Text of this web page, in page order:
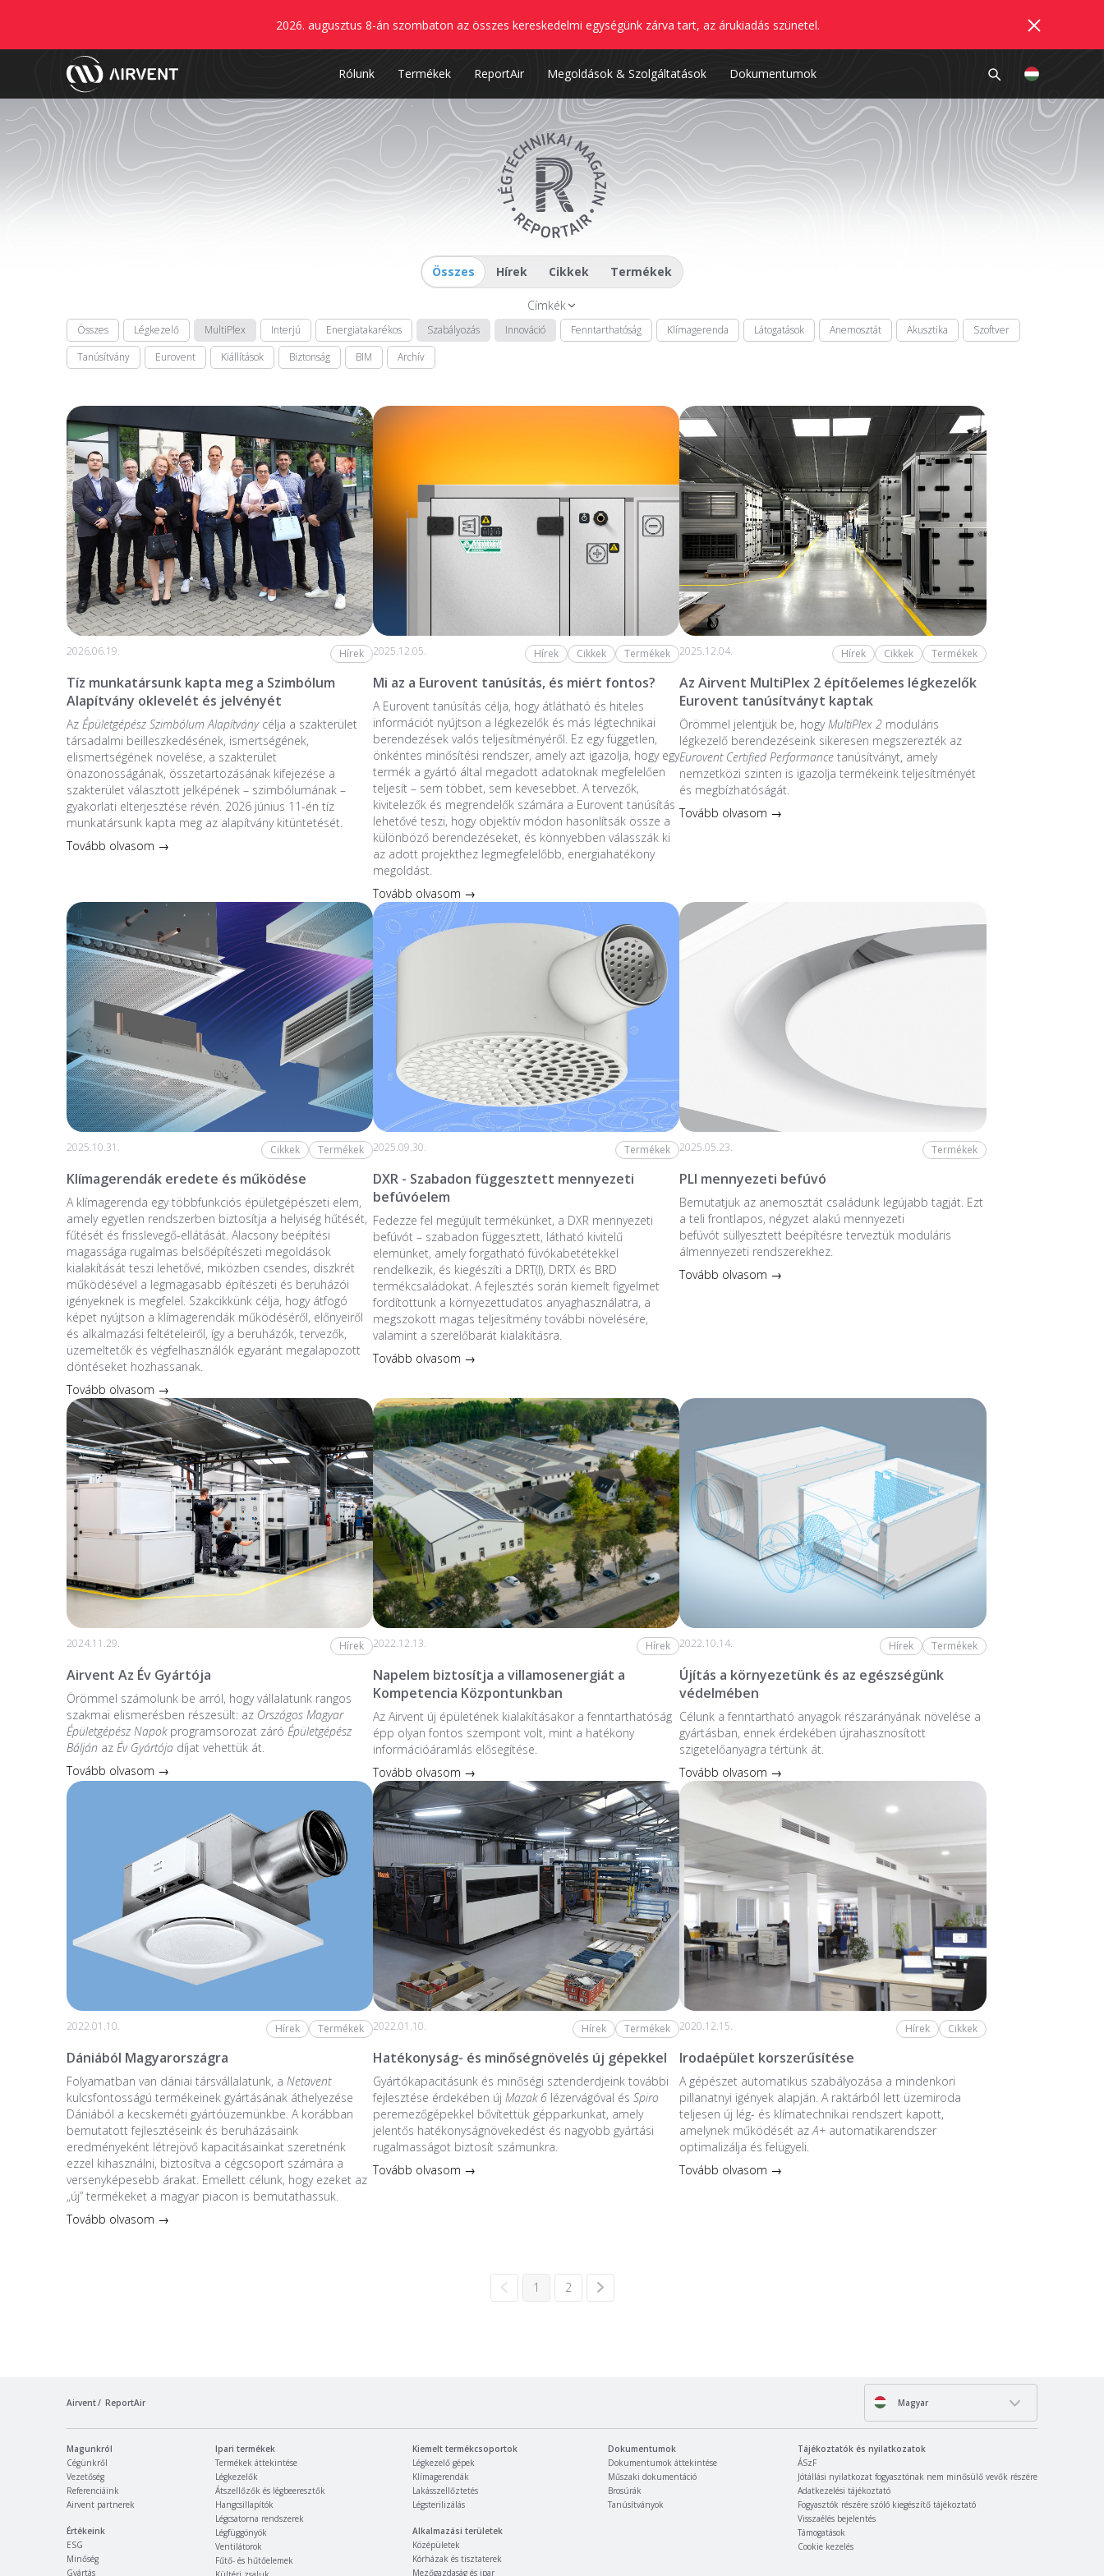
2026. augusztus 8-án szombaton az összes kereskedelmi egységünk zárva tart, az árukiadás szünetel.
Rólunk Termékek ReportAir Megoldások & Szolgáltatások Dokumentumok
Összes Hírek Cikkek Termékek
Címkék
Összes Légkezelő MultiPlex Interjú Energiatakarékos Szabályozás Innováció Fenntarthatóság Klímagerenda Látogatások Anemosztát Akusztika
Szoftver
Tanúsítvány
Eurovent Kiállítások Biztonság BIM Archív
2026.06.19. Hírek
Tíz munkatársunk kapta meg a Szimbólum
Alapítvány oklevelét és jelvényét
Az Épületgépész Szimbólum Alapítványcélja a szakterület
társadalmi beilleszkedésének, ismertségének,
elismertségének növelése, a szakterület
önazonosságának, összetartozásának kifejezése a
szakterület választott jelképének – szimbólumának –
gyakorlati elterjesztése révén. 2026 június 11-én tíz
munkatársunk kapta meg az alapítvány kitüntetését.
Tovább olvasom →
2025.12.05. Hírek Cikkek Termékek
Mi az a Eurovent tanúsítás, és miért fontos?
A Eurovent tanúsítás célja, hogy átlátható és hiteles
információt nyújtson a légkezelők és más légtechnikai
berendezések valós teljesítményéről. Ez egy független,
önkéntes minősítési rendszer, amely azt igazolja, hogy egy
termék a gyártó által megadott adatoknak megfelelően
teljesít – sem többet, sem kevesebbet. A tervezők,
kivitelezők és megrendelők számára a Eurovent tanúsítás
lehetővé teszi, hogy objektív módon hasonlítsák össze a
különböző berendezéseket, és könnyebben válasszák ki
az adott projekthez legmegfelelőbb, energiahatékony
megoldást.
Tovább olvasom →
2025.12.04. Hírek Cikkek Termékek
Az Airvent MultiPlex 2 építőelemes légkezelők
Eurovent tanúsítványt kaptak
Örömmel jelentjük be, hogyMultiPlex 2 moduláris
légkezelő berendezéseink sikeresen megszerezték az
Eurovent Certified Performance tanúsítványt, amely
nemzetközi szinten is igazolja termékeink teljesítményét
és megbízhatóságát.
Tovább olvasom →
2025.10.31. Cikkek Termékek
Klímagerendák eredete és működése
A klímagerenda egy többfunkciós épületgépészeti elem,
amely egyetlen rendszerben biztosítja a helyiség hűtését,
fűtését és frisslevegő-ellátását. Alacsony beépítési
magassága rugalmas belsőépítészeti megoldások
kialakítását teszi lehetővé, miközben csendes, diszkrét
működésével a legmagasabb építészeti és beruházói
igényeknek is megfelel. Szakcikkünk célja, hogy átfogó
képet nyújtson a klímagerendák működéséről, előnyeiről
és alkalmazási feltételeiről, így a beruházók, tervezők,
üzemeltetők és végfelhasználók egyaránt megalapozott
döntéseket hozhassanak.
Tovább olvasom →
2025.09.30. Termékek
DXR - Szabadon függesztett mennyezeti
befúvóelem
Fedezze fel megújult termékünket, a DXR mennyezeti
befúvót – szabadon függesztett, látható kivitelű
elemünket, amely forgatható fúvókabetétekkel
rendelkezik, és kiegészíti a DRT(I), DRTX és BRD
termékcsaládokat. A fejlesztés során kiemelt figyelmet
fordítottunk a környezettudatos anyaghasználatra, a
megszokott magas teljesítmény további növelésére,
valamint a szerelőbarát kialakításra.
Tovább olvasom →
2025.05.23. Termékek
PLI mennyezeti befúvó
Bemutatjuk az anemosztát családunk legújabb tagját. Ezt
a teli frontlapos, négyzet alakú mennyezeti
befúvót süllyesztett beépítésre terveztük moduláris
álmennyezeti rendszerekhez.
Tovább olvasom →
2024.11.29. Hírek
Airvent Az Év Gyártója
Örömmel számolunk be arról, hogy vállalatunk rangos
szakmai elismerésben részesült: az Országos Magyar
Épületgépész Napokprogramsorozat záró Épületgépész
Bálján az Év Gyártójadíjat vehettük át.
Tovább olvasom →
2022.12.13. Hírek
Napelem biztosítja a villamosenergiát a
Kompetencia Központunkban
Az Airvent új épületének kialakításakor a fenntarthatóság
épp olyan fontos szempont volt, mint a hatékony
információáramlás elősegítése.
Tovább olvasom →
2022.10.14. Hírek Termékek
Újítás a környezetünk és az egészségünk
védelmében
Célunk a fenntartható anyagok részarányának növelése a
gyártásban, ennek érdekében újrahasznosított
szigetelőanyagra tértünk át.
Tovább olvasom →
2022.01.10. Hírek Termékek
Dániából Magyarországra
Folyamatban van dániai társvállalatunk, a Netavent
kulcsfontosságú termékeinek gyártásának áthelyezése
Dániából a kecskeméti gyártóüzemünkbe. A korábban
bemutatott fejlesztéseink és beruházásaink
eredményeként létrejövő kapacitásainkat szeretnénk
ezzel kihasználni, biztosítva a cégcsoport számára a
versenyképesebb árakat. Emellett célunk, hogy ezeket az
„új” termékeket a magyar piacon is bemutathassuk.
Tovább olvasom →
2022.01.10. Hírek Termékek
Hatékonyság- és minőségnövelés új gépekkel
Gyártókapacitásunk és minőségi sztenderdjeink további
fejlesztése érdekében új Mazak 6lézervágóval és Spiro
peremezőgépekkel bővítettük gépparkunkat, amely
jelentős hatékonyságnövekedést és nagyobb gyártási
rugalmasságot biztosít számunkra.
Tovább olvasom →
2020.12.15. Hírek Cikkek
Irodaépület korszerűsítése
A gépészet automatikus szabályozása a mindenkori
pillanatnyi igények alapján. A raktárból lett üzemiroda
teljesen új lég- és klímatechnikai rendszert kapott,
amelynek működését azA+ automatikarendszer
optimalizálja és felügyeli.
Tovább olvasom →
1 2
Airvent ReportAir Magyar
Magunkról
Cégünkről
Vezetőség
Referenciáink
Airvent partnerek
Értékeink
ESG
Minőség
Gyártás
Ipari termékek
Termékek áttekintése
Légkezelők
Átszellőzők és légbeeresztők
Hangcsillapítók
Légcsatorna rendszerek
Légfüggönyök
Ventilátorok
Fűtő- és hűtőelemek
Kiemelt termékcsoportok
Légkezelő gépek
Klímagerendák
Lakásszellőztetés
Légsterilizálás
Alkalmazási területek
Középületek
Kórházak és tisztaterek
Mezőgazdaság és ipar
Dokumentumok
Dokumentumok áttekintése
Műszaki dokumentáció
Brosúrák
Tanúsítványok
Tájékoztatók és nyilatkozatok
ÁSzF
Jótállási nyilatkozat fogyasztónak nem minősülő vevők részére
Adatkezelési tájékoztató
Fogyasztók részére szóló kiegészítő tájékoztató
Visszaélés bejelentés
Támogatások
Cookie kezelés